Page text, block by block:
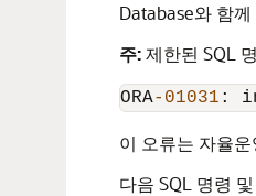
Database와 함
주:제한된 SQL
ORA-01031 :
이 오류는 자율
다음 SQL 명령